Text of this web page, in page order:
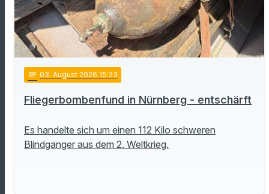
notes 03. August 2026 15:23
Fliegerbombenfund in Nürnberg - entschärft
Es handelte sich um einen 112 Kilo schweren
Blindgänger aus dem 2. Weltkrieg.